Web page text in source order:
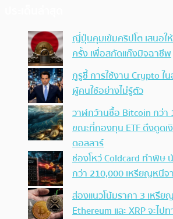
ญี่ปุ่นคุมเข้มคริปโต เสนอใ
ครั้ง เพื่อสกัดแก๊งมิจฉาชีพ
กูรูชี้ การใช้งาน Crypto ใ
ผู้คนใช้อย่างไม่รู้ตัว
วาฬกว้านซื้อ Bitcoin กว่
ขณะที่กองทุน ETF ดึงดูดเ
ดอลลาร์
ช่องโหว่ Coldcard ทำพิษ
กว่า 210,000 เหรียญหนีจา
ส่องแนวโน้มราคา 3 เหรี
Ethereum และ XRP จะไป